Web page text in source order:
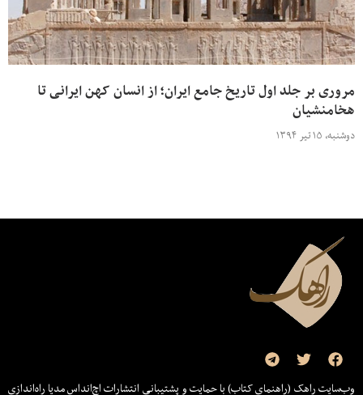
مروری بر جلد اول تاریخ جامع ایران؛ از انسان کهن ایرانی تا
هخامنشیان
دوشنبه، ۱۵ تیر ۱۳۹۴
وب‌سایت راهک (راهنمای کتاب) با حمایت و پشتیبانی انتشارات اچ‌اند‌اس مدیا راه‌اندازی